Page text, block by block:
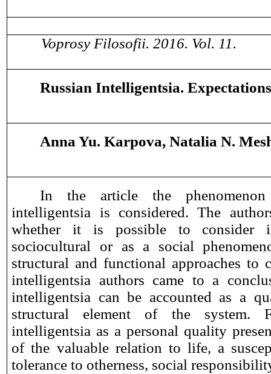
Voprosy Filosofii. 2016. Vol. 11.
Russian Intelligentsia.
Anna Yu. Karpova, Natalia N.
In the article the
intelligentsia is considered. The
whether it is possible to consider
sociocultural or as a social
structural and functional approaches to
intelligentsia authors came to a
intelligentsia can be accounted as a
structural element of the system.
intelligentsia as a personal quality
of the valuable relation to life, a
tolerance to otherness, social